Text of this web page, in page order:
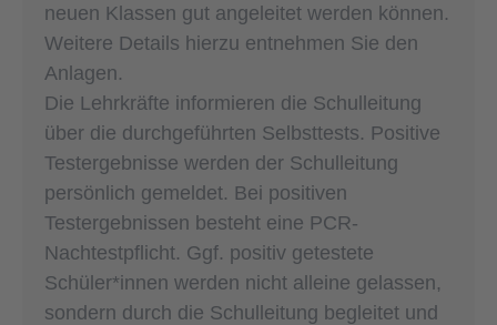
neuen Klassen gut angeleitet werden können.
Weitere Details hierzu entnehmen Sie den
Anlagen.
Die Lehrkräfte informieren die Schulleitung
über die durchgeführten Selbsttests. Positive
Test­ergebnisse werden der Schulleitung
persönlich gemeldet. Bei positiven
Testergebnissen besteht eine PCR-
Nachtestpflicht. Ggf. positiv getestete
Schüler*innen werden nicht alleine gelassen,
sondern durch die Schulleitung begleitet und